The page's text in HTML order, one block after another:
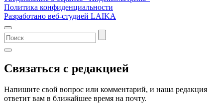
Политика конфиденциальности
Разработано веб-студией LAIKA
Связаться с редакцией
Напишите свой вопрос или комментарий, и наша редакция
ответит вам в ближайшее время на почту.